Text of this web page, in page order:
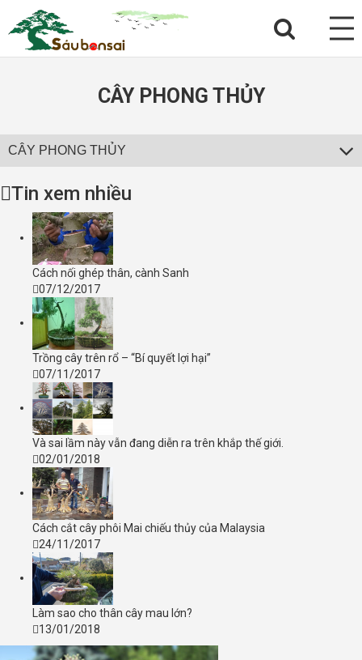
CÂY PHONG THỦY
CÂY PHONG THỦY
Tin xem nhiều
Cách nối ghép thân, cành Sanh
07/12/2017
Trồng cây trên rổ – “Bí quyết lợi hại”
07/11/2017
Và sai lầm này vẫn đang diễn ra trên khắp thế giới.
02/01/2018
Cách cắt cây phôi Mai chiếu thủy của Malaysia
24/11/2017
Làm sao cho thân cây mau lớn?
13/01/2018